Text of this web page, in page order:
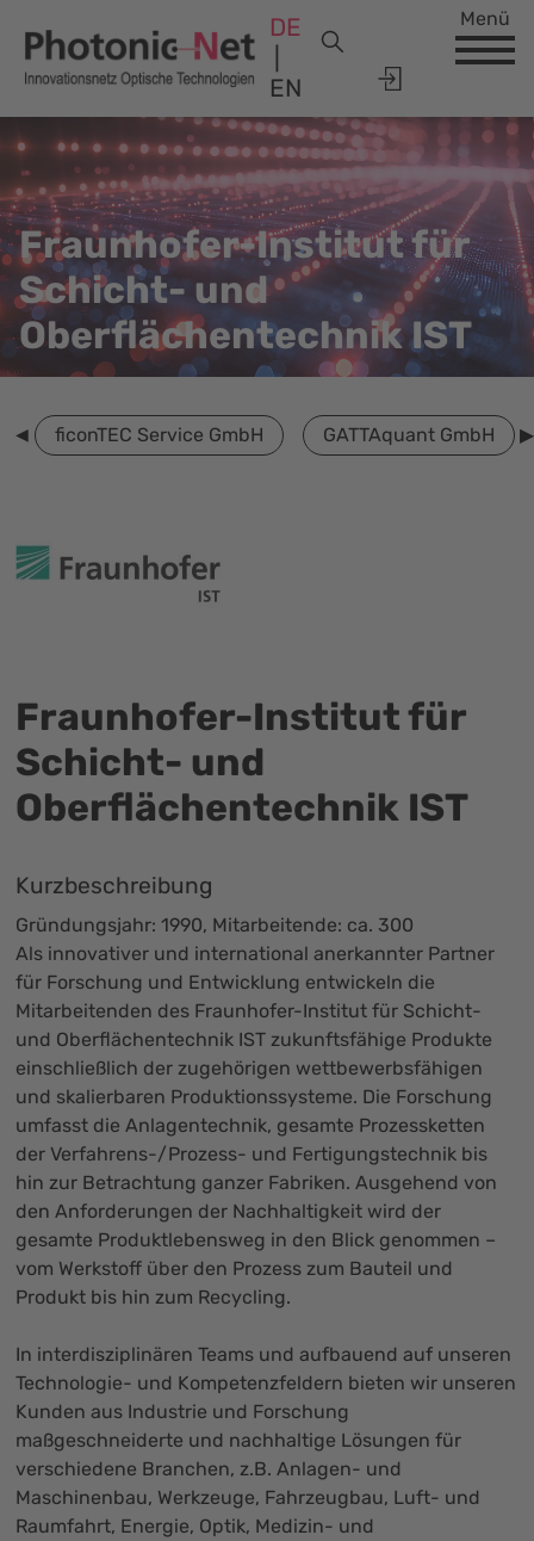
DE
EN
Menü
Fraunhofer-Institut für
Schicht- und
Oberflächentechnik IST
ficonTEC Service GmbH GATTAquant GmbH
Fraunhofer-Institut für
Schicht- und
Oberflächentechnik IST
Kurzbeschreibung
Gründungsjahr: 1990, Mitarbeitende: ca. 300
Als innovativer und international anerkannter Partner
für Forschung und Entwicklung entwickeln die
Mitarbeitenden des Fraunhofer-Institut für Schicht-
und Oberflächentechnik IST zukunftsfähige Produkte
einschließlich der zugehörigen wettbewerbsfähigen
und skalierbaren Produktionssysteme. Die Forschung
umfasst die Anlagentechnik, gesamte Prozessketten
der Verfahrens-/Prozess- und Fertigungstechnik bis
hin zur Betrachtung ganzer Fabriken. Ausgehend von
den Anforderungen der Nachhaltigkeit wird der
gesamte Produktlebensweg in den Blick genommen –
vom Werkstoff über den Prozess zum Bauteil und
Produkt bis hin zum Recycling.
In interdisziplinären Teams und aufbauend auf unseren
Technologie- und Kompetenzfeldern bieten wir unseren
Kunden aus Industrie und Forschung
maßgeschneiderte und nachhaltige Lösungen für
verschiedene Branchen, z.B. Anlagen- und
Maschinenbau, Werkzeuge, Fahrzeugbau, Luft- und
Raumfahrt, Energie, Optik, Medizin- und